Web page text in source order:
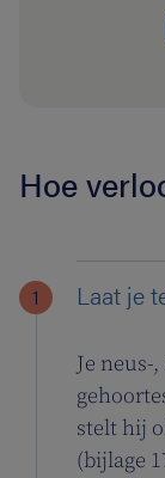
Hoe
Laat je
Je neus-
stelt hij
(bijlage